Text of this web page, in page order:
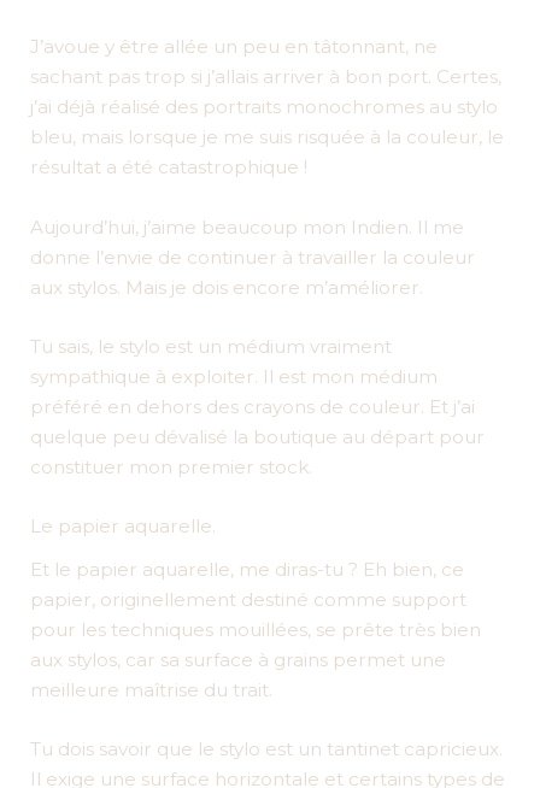
J’avoue y être allée un peu en tâtonnant, ne
sachant pas trop si j’allais arriver à bon port. Certes,
j’ai déjà réalisé des portraits monochromes au stylo
bleu, mais lorsque je me suis risquée à la couleur, le
résultat a été catastrophique !
Aujourd’hui, j’aime beaucoup mon Indien. Il me
donne l’envie de continuer à travailler la couleur
aux stylos. Mais je dois encore m’améliorer.
Tu sais, le stylo est un médium vraiment
sympathique à exploiter. Il est mon médium
préféré en dehors des crayons de couleur. Et j’ai
quelque peu dévalisé la boutique au départ pour
constituer mon premier stock.
Le papier aquarelle.
Et le papier aquarelle, me diras-tu ? Eh bien, ce
papier, originellement destiné comme support
pour les techniques mouillées, se prête très bien
aux stylos, car sa surface à grains permet une
meilleure maîtrise du trait.
Tu dois savoir que le stylo est un tantinet capricieux.
Il exige une surface horizontale et certains types de